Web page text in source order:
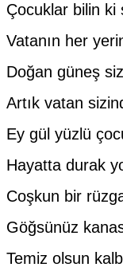
Çocuklar bilin ki
Vatanın her
Doğan güneş
Artık vatan
Ey gül yüzlü
Hayatta durak
Coşkun bir
Göğsünüz
Temiz olsun